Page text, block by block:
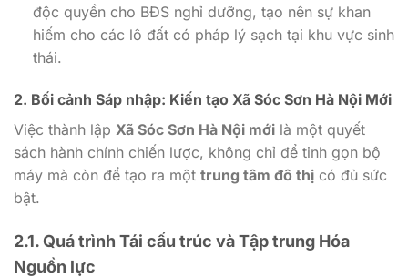
độc quyền cho BĐS nghỉ dưỡng, tạo nên sự khan
hiếm cho các lô đất có pháp lý sạch tại khu vực sinh
thái.
2. Bối cảnh Sáp nhập: Kiến tạo Xã Sóc Sơn Hà Nội Mới
Việc thành lập Xã Sóc Sơn Hà Nội mới là một quyết
sách hành chính chiến lược, không chỉ để tinh gọn bộ
máy mà còn để tạo ra một trung tâm đô thị có đủ sức
bật.
2.1. Quá trình Tái cấu trúc và Tập trung Hóa
Nguồn lực